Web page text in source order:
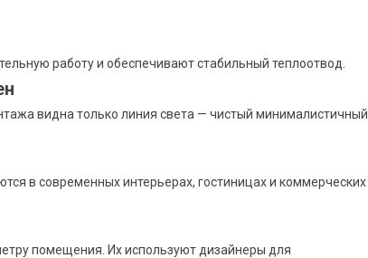
работу и обеспечивают стабильный теплоотвод.
видна только линия света — чистый минималистичный
в современных интерьерах, гостиницах и коммерческих
помещения. Их используют дизайнеры для